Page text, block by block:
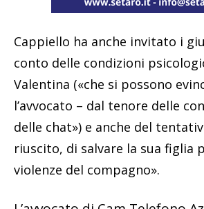
Cappiello ha anche invitato i
conto delle condizioni
Valentina («che si possono
l’avvocato – dal tenore delle
delle chat») e anche del
riuscito, di salvare la sua figlia
violenze del compagno».